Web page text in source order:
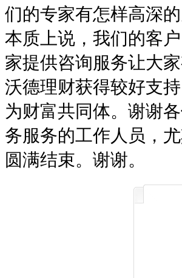
们的专家有怎样高深
本质上说，我们的客
家提供咨询服务让大
沃德理财获得较好支
为财富共同体。谢谢
务服务的工作人员，
圆满结束。谢谢。